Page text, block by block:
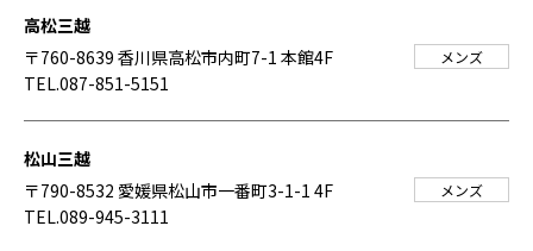
高松三越
〒760-8639 香川県高松市内町7-1 本館4F
TEL.087-851-5151
メンズ
松山三越
〒790-8532 愛媛県松山市一番町3-1-1 4F
TEL.089-945-3111
メンズ